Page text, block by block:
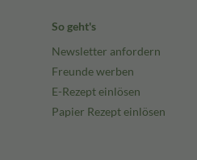
So geht's
Newsletter anfordern
Freunde werben
E-Rezept einlösen
Papier Rezept einlösen